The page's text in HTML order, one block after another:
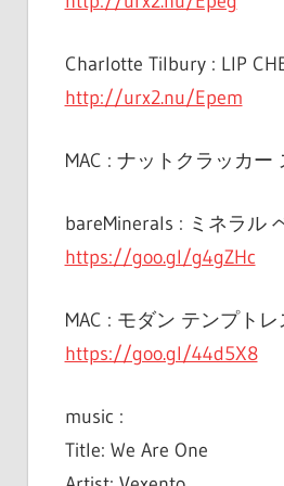
Charlotte Tilbury : LIP
http://urx2.nu/Epem
MAC : ナットクラッカ
bareMinerals : ミネラル
https://goo.gl/g4gZHc
MAC : モダン テンプトレ
https://goo.gl/44d5X8
music :
Title: We Are One